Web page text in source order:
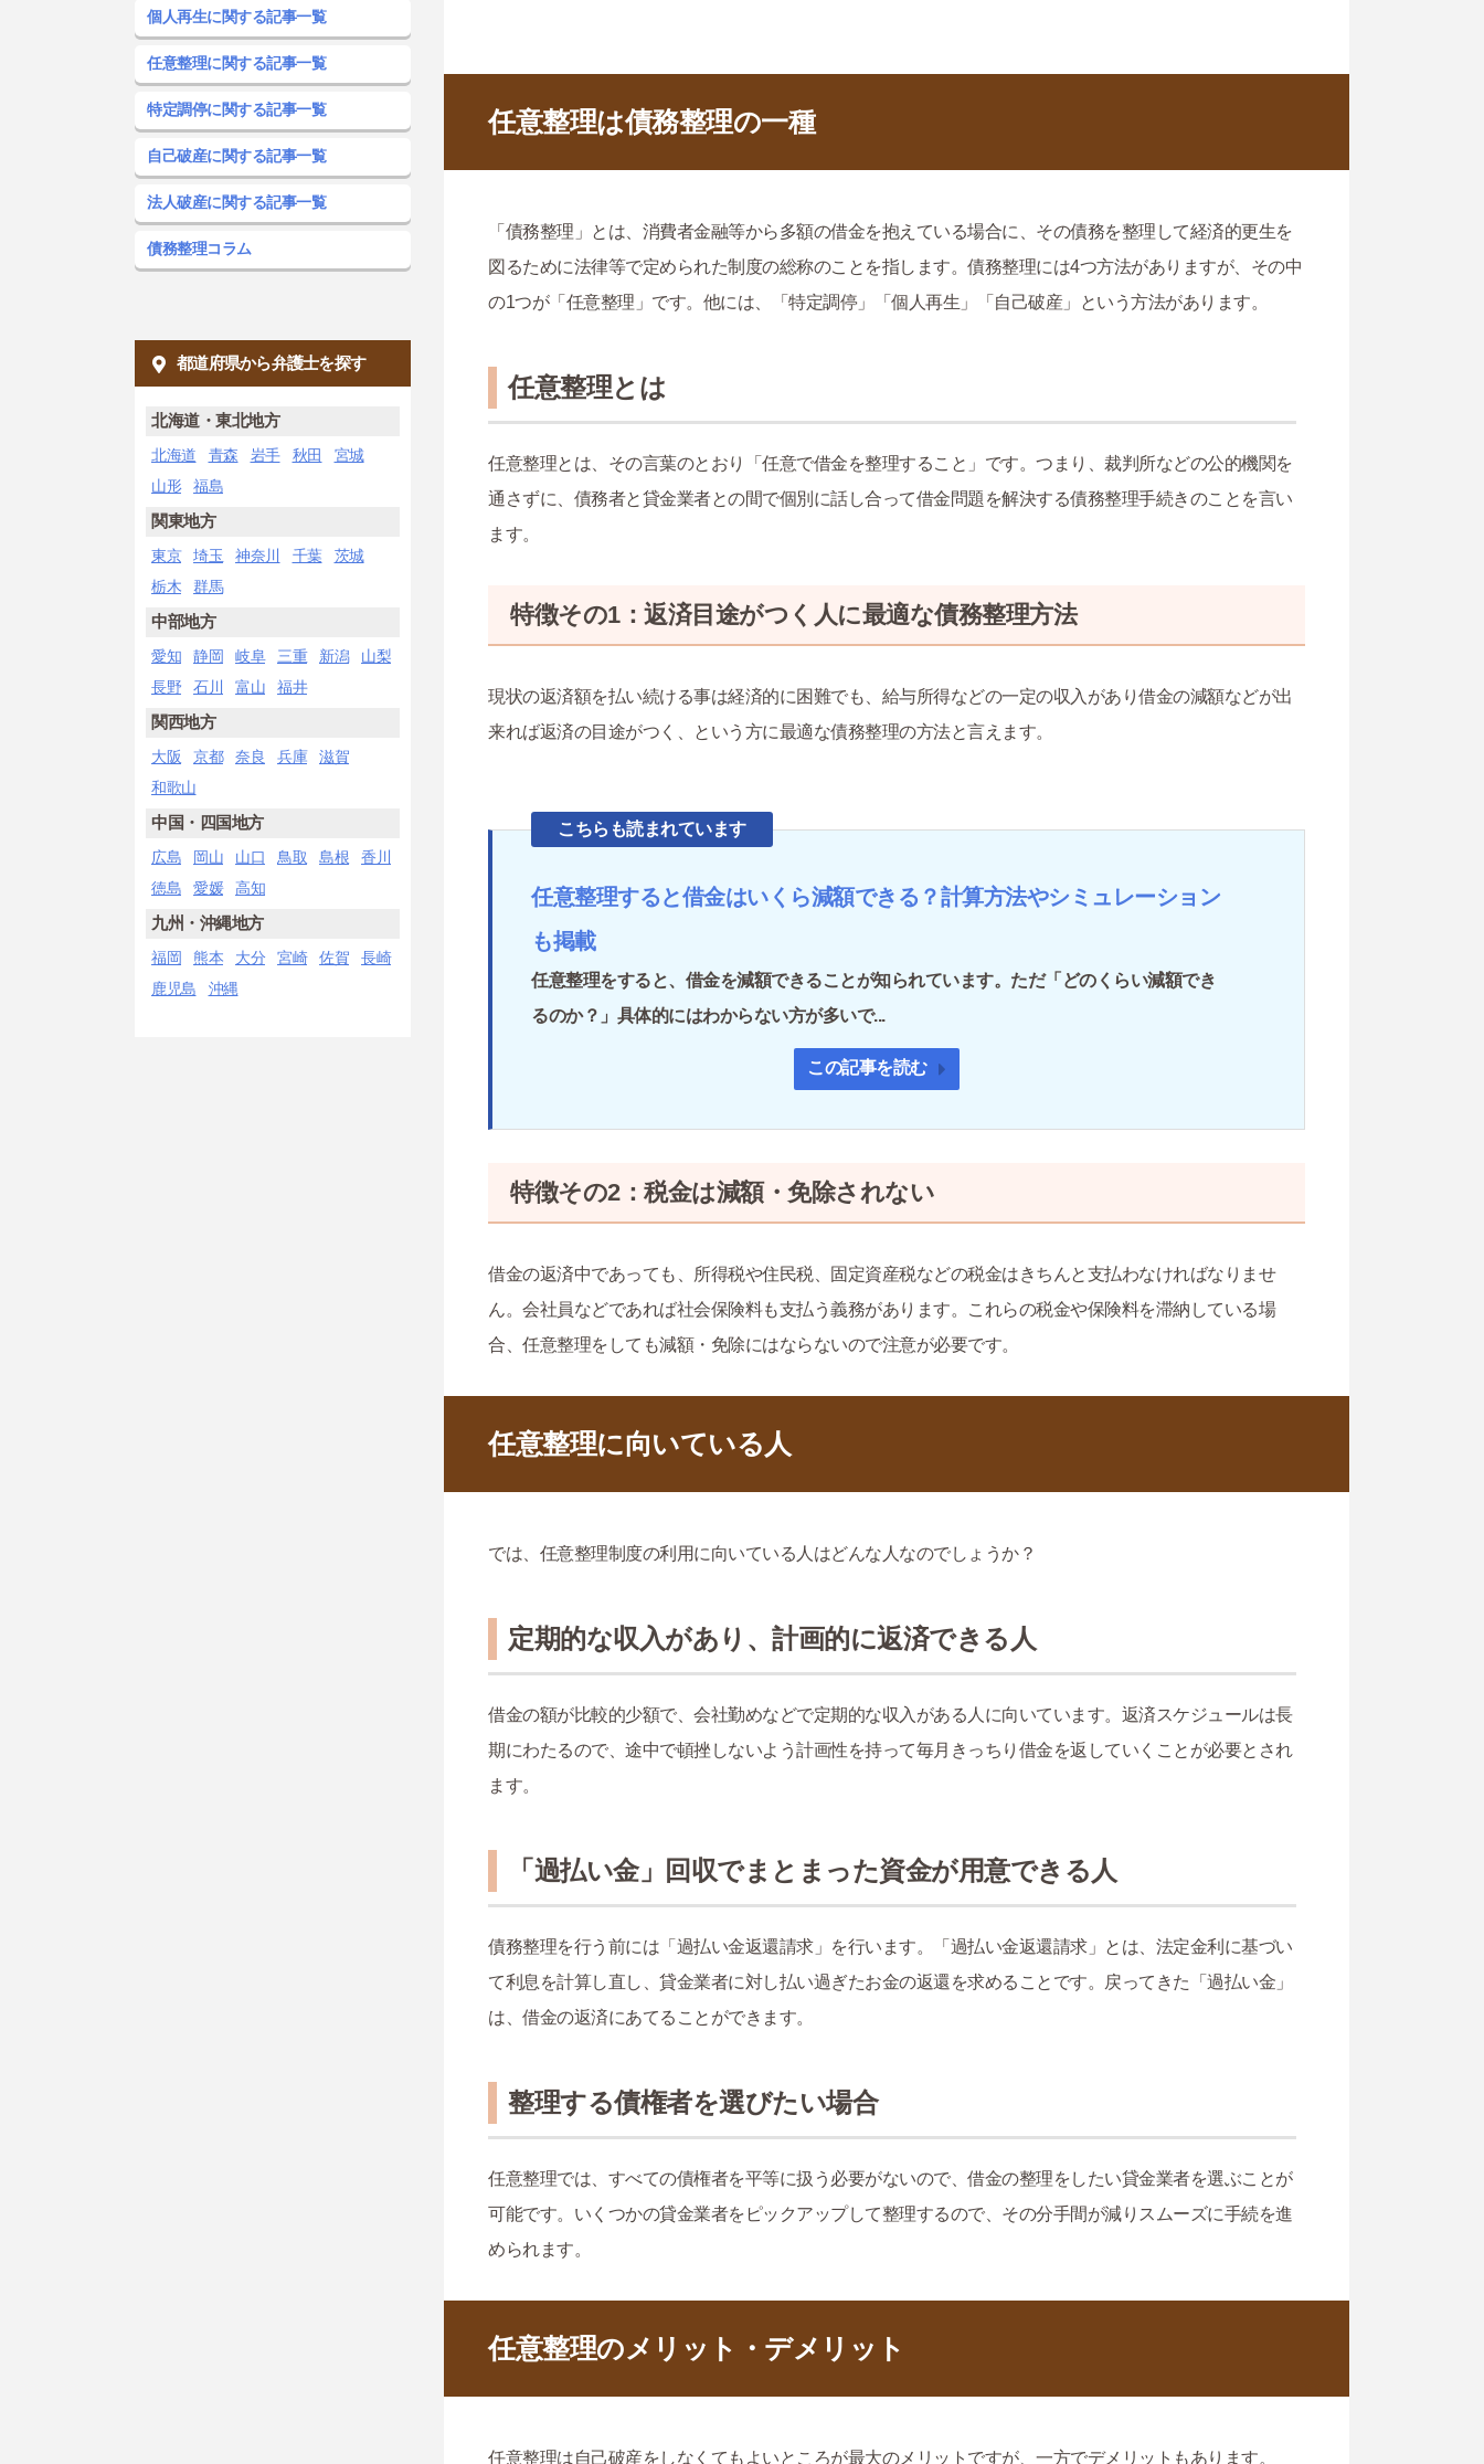
任意整理は債務整理の一種
「債務整理」とは、消費者金融等から多額の借金を抱えている場合に、その債務を整理して経済的更生を
図るために法律等で定められた制度の総称のことを指します。債務整理には4つ方法がありますが、その中
の1つが「任意整理」です。他には、「特定調停」「個人再生」「自己破産」という方法があります。
任意整理とは
任意整理とは、その言葉のとおり「任意で借金を整理すること」です。つまり、裁判所などの公的機関を
通さずに、債務者と貸金業者との間で個別に話し合って借金問題を解決する債務整理手続きのことを言い
ます。
特徴その1：返済目途がつく人に最適な債務整理方法
現状の返済額を払い続ける事は経済的に困難でも、給与所得などの一定の収入があり借金の減額などが出
来れば返済の目途がつく、という方に最適な債務整理の方法と言えます。
こちらも読まれています
任意整理すると借金はいくら減額できる？計算方法やシミュレーション
も掲載
任意整理をすると、借金を減額できることが知られています。ただ「どのくらい減額でき
るのか？」具体的にはわからない方が多いで...
この記事を読む
特徴その2：税金は減額・免除されない
借金の返済中であっても、所得税や住民税、固定資産税などの税金はきちんと支払わなければなりませ
ん。会社員などであれば社会保険料も支払う義務があります。これらの税金や保険料を滞納している場
合、任意整理をしても減額・免除にはならないので注意が必要です。
任意整理に向いている人
では、任意整理制度の利用に向いている人はどんな人なのでしょうか？
定期的な収入があり、計画的に返済できる人
借金の額が比較的少額で、会社勤めなどで定期的な収入がある人に向いています。返済スケジュールは長
期にわたるので、途中で頓挫しないよう計画性を持って毎月きっちり借金を返していくことが必要とされ
ます。
「過払い金」回収でまとまった資金が用意できる人
債務整理を行う前には「過払い金返還請求」を行います。「過払い金返還請求」とは、法定金利に基づい
て利息を計算し直し、貸金業者に対し払い過ぎたお金の返還を求めることです。戻ってきた「過払い金」
は、借金の返済にあてることができます。
整理する債権者を選びたい場合
任意整理では、すべての債権者を平等に扱う必要がないので、借金の整理をしたい貸金業者を選ぶことが
可能です。いくつかの貸金業者をピックアップして整理するので、その分手間が減りスムーズに手続を進
められます。
任意整理のメリット・デメリット
任意整理は自己破産をしなくてもよいところが最大のメリットですが、一方でデメリットもあります。
個人再生に関する記事一覧
任意整理に関する記事一覧
特定調停に関する記事一覧
自己破産に関する記事一覧
法人破産に関する記事一覧
債務整理コラム
都道府県から弁護士を探す
北海道・東北地方
北海道 青森 岩手 秋田
宮城
山形
福島
関東地方
東京 埼玉 神奈川 千葉
茨城
栃木
群馬
中部地方
愛知 静岡 岐阜 三重 新潟
山梨
長野
石川 富山 福井
関西地方
大阪 京都 奈良 兵庫
滋賀
和歌山
中国・四国地方
広島 岡山 山口 鳥取 島根
香川
徳島
愛媛 高知
九州・沖縄地方
福岡 熊本 大分 宮崎 佐賀
長崎
鹿児島
沖縄